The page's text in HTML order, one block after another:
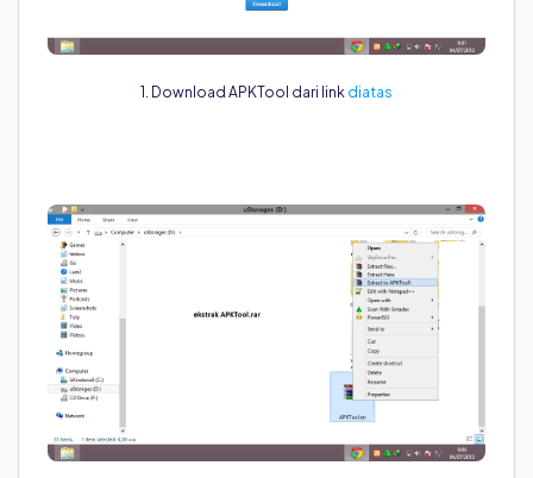
1. Download APKTool dari link diatas